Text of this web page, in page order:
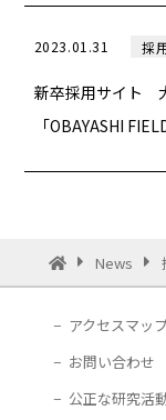
2023.01.31 採
新卒採用サイト
「OBAYASHI
News
アクセスマッ
お問い合わせ
公正な研究活